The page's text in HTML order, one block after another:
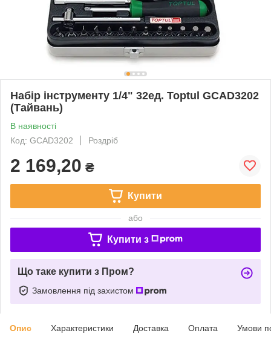
Набір інструменту 1/4" 32ед. Toptul GCAD3202
(Тайвань)
В наявності
Код: GCAD3202
Роздріб
2 169,20 ₴
Купити
або
Купити з
Що таке купити з Пром?
Замовлення під захистом
Опис Характеристики Доставка Оплата Умови